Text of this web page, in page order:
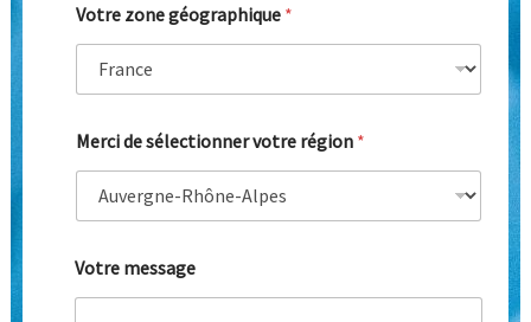
Votre zone géographique *
Merci de sélectionner votre région *
Votre message